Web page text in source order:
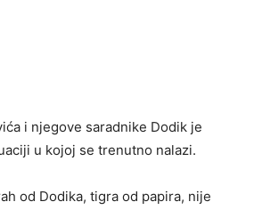
i njegove saradnike Dodik je
u kojoj se trenutno nalazi.
od Dodika, tigra od papira, nije